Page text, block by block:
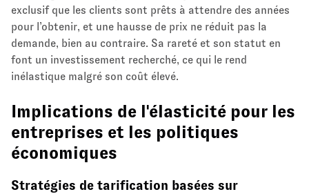
exclusif que les clients sont prêts à attendre des années
pour l’obtenir, et une hausse de prix ne réduit pas la
demande, bien au contraire. Sa rareté et son statut en
font un investissement recherché, ce qui le rend
inélastique malgré son coût élevé.
Implications de l'élasticité pour les
entreprises et les politiques
économiques
Stratégies de tarification basées sur